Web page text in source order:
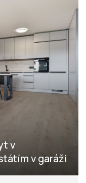
v
v garáži